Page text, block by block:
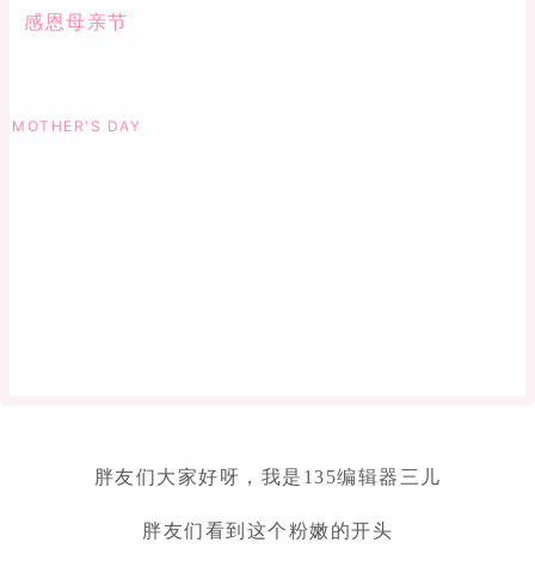
感恩母亲节
MOTHER'S DAY
胖友们大家好呀，我是135编辑器三儿
胖友们看到这个粉嫩的开头